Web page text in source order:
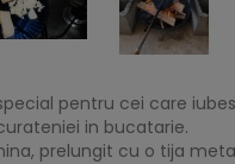
pentru cei care
in bucatarie.
prelungit cu o tija